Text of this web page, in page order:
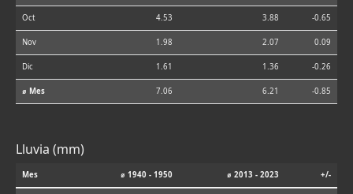
Oct 4.53 3.88 -0.65
Nov 1.98 2.07 0.09
Dic 1.61 1.36 -0.26
⌀ Mes 7.06 6.21 -0.85
Lluvia (mm)
Mes ⌀ 1940 - 1950 ⌀ 2013 - 2023 +/-